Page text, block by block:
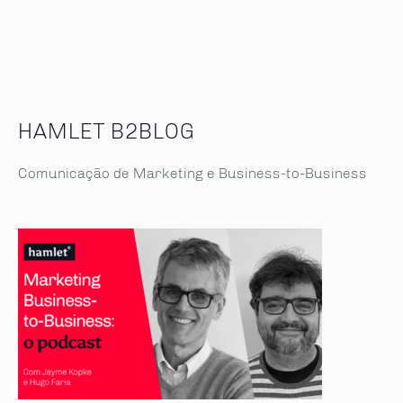
HAMLET B2BLOG
Comunicação de Marketing e Business-to-Business